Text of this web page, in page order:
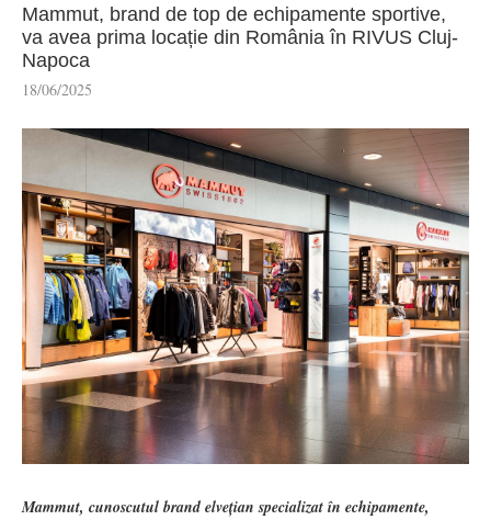
Mammut, brand de top de echipamente sportive,
va avea prima locație din România în RIVUS Cluj-
Napoca
18/06/2025
Mammut, cunoscutul brand elvețian specializat în echipamente,